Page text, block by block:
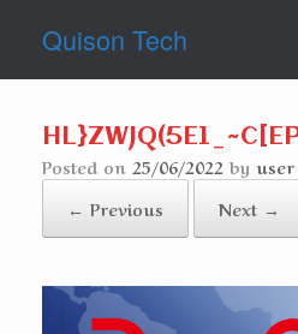
contentQuison Tech
Posted on 25/06/2022 by user
← Previous
Next →